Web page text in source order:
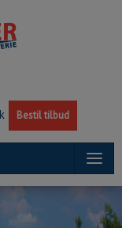
Bestil tilbud